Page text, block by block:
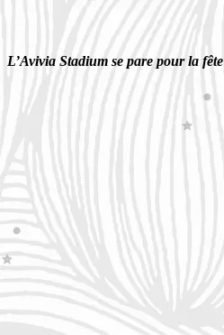
L’Avivia Stadium se pare pour la fête